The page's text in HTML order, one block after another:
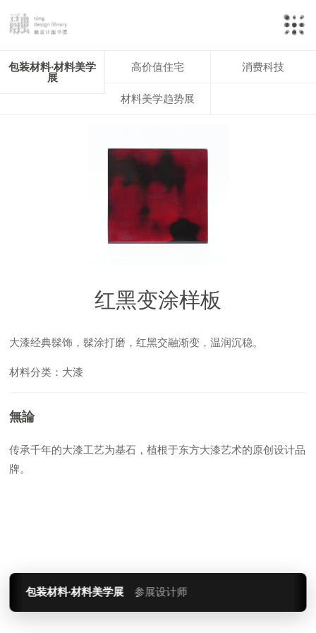
包装材料·材料美学
展
高价值住宅 消费科技
材料美学趋势展
红黑变涂样板
大漆经典髹饰，髹涂打磨，红黑交融渐变，温润沉稳。
材料分类：大漆
無論
传承千年的大漆工艺为基石，植根于东方大漆艺术的原创设计品
牌。
包装材料·材料美学展 参展设计师